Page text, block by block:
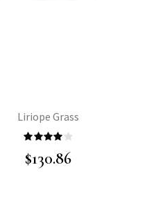
Liriope Grass
4.00
$130.86